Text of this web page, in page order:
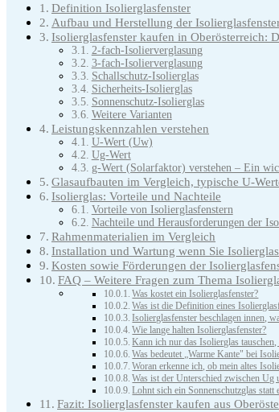
Definition Isolierglasfenster
Aufbau und Herstellung der
Isolierglasfenster kaufen in Oberösterreich:
2-fach-Isolierverglasung
3-fach-Isolierverglasung
Schallschutz-Isolierglas
Sicherheits-Isolierglas
Sonnenschutz-Isolierglas
Weitere Varianten
Leistungskennzahlen verstehen
U-Wert (Uw)
Ug-Wert
g-Wert (Solarfaktor) verstehen – Ein
Glasaufbauten im Vergleich, typische U-
Isolierglas: Vorteile und Nachteile
Vorteile von Isolierglasfenstern
Nachteile und Herausforderungen der
Rahmenmaterialien im Vergleich
Installation und Wartung wenn Sie
Kosten sowie Förderungen der
FAQ – Weitere Fragen zum Thema
Was kostet ein Isolierglasfenster?
Was ist die Definition eines
Isolierglasfenster beschlagen innen,
Wie lange halten Isolierglasfenster?
Kann ich nur das Isolierglas
Was bedeutet „Warme Kante" bei
Woran erkenne ich, ob mein altes
Was ist der Unterschied zwischen Ug
Lohnt sich ein Sonnenschutzglas
Fazit: Isolierglasfenster kaufen aus